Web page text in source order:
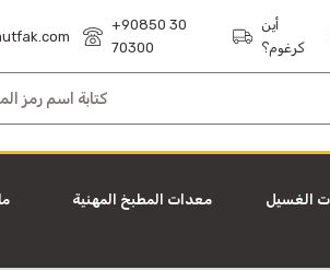
+90850 30
70300
أين
كرغوم؟
معدات المطبخ المهنية الغسيل